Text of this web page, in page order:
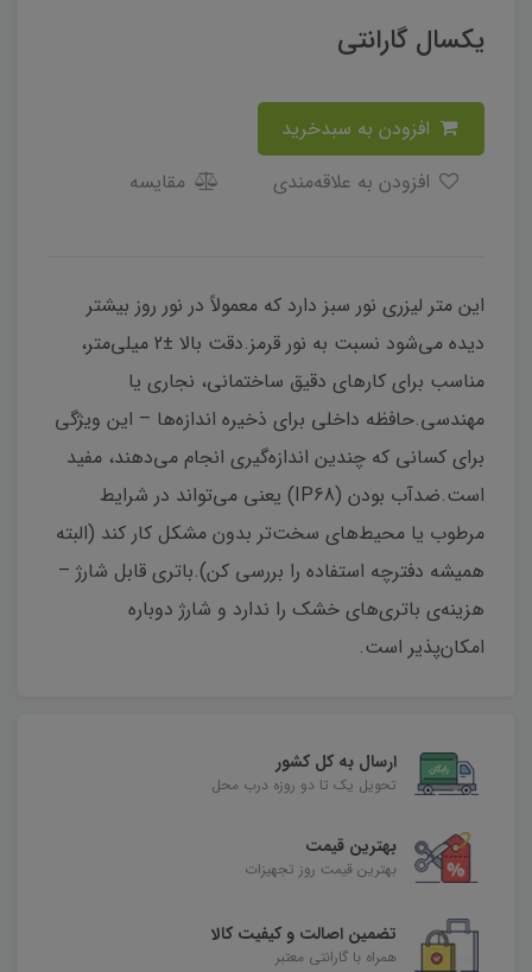
یکسال گارانتی
مقایسه
این متر لیزری نور سبز دارد که معمولاً در نور روز بیشتر
دیده می‌شود نسبت به نور قرمز.دقت بالا ±2 میلی‌متر،
مناسب برای کارهای دقیق ساختمانی، نجاری یا
مهندسی.حافظه داخلی برای ذخیره اندازه‌ها – این ویژگی
برای کسانی که چندین اندازه‌گیری انجام می‌دهند، مفید
است.ضدآب بودن (IP68) یعنی می‌تواند در شرایط
مرطوب یا محیط‌های سخت‌تر بدون مشکل کار کند (البته
همیشه دفترچه استفاده را بررسی کن).باتری قابل شارژ –
هزینه‌ی باتری‌های خشک را ندارد و شارژ دوباره
امکان‌پذیر است.
ارسال به کل کشور
تحویل یک تا دو روزه درب محل
بهترین قیمت
بهترین قیمت روز تجهیزات
تضمین اصالت و کیفیت کالا
همراه با گارانتی معتبر